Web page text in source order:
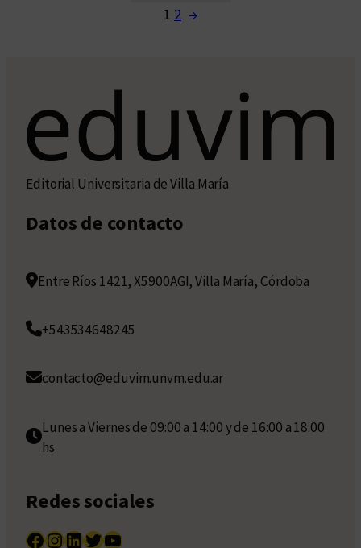
1 2 →
Editorial Universitaria de Villa María
Datos de contacto
Entre Ríos 1421, X5900AGI, Villa María, Córdoba
+543534648245
contacto@eduvim.unvm.edu.ar
Lunes a Viernes de 09:00 a 14:00 y de 16:00 a 18:00
hs
Redes sociales
Facebook InstagramLinkedIn Twitter YouTube